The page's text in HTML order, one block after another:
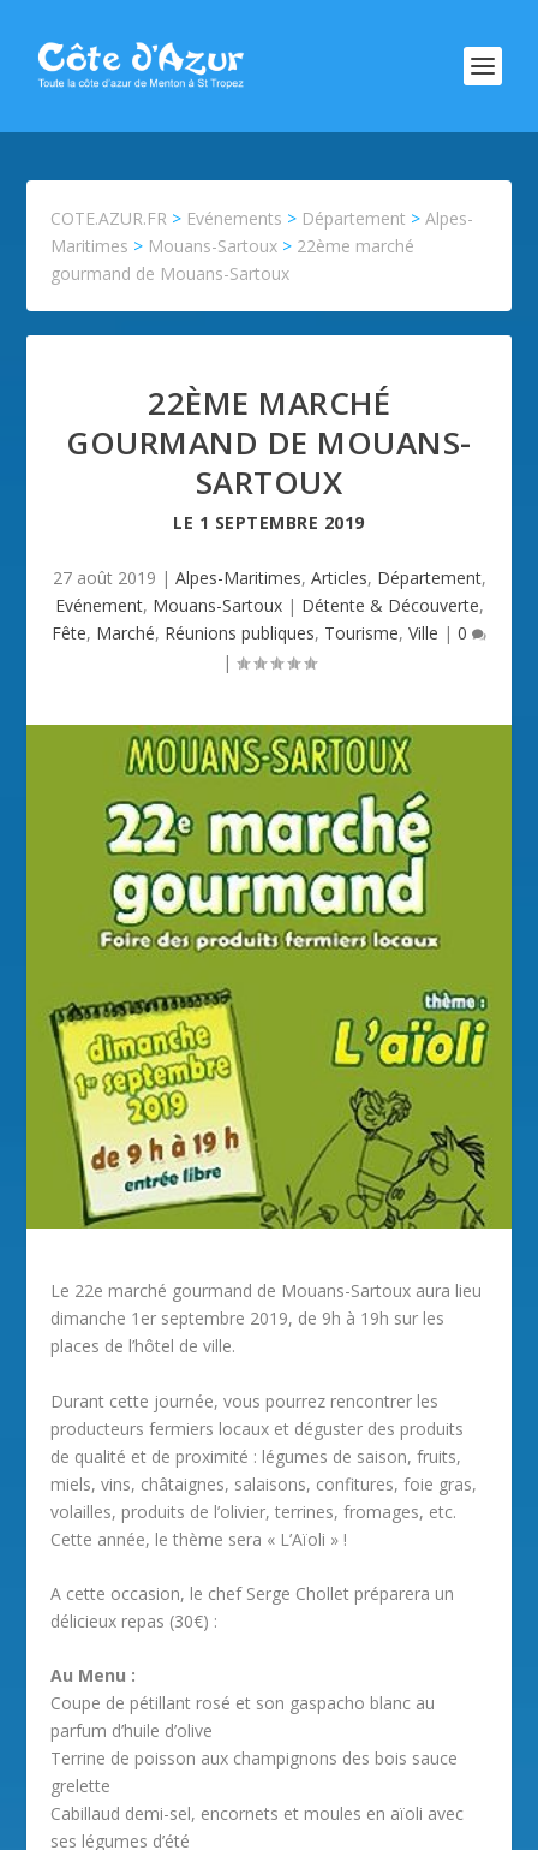
COTE.AZUR.FR > Evénements > Département >Alpes-
Maritimes > Mouans-Sartoux > 22ème marché
gourmand de Mouans-Sartoux
22ÈME MARCHÉ
GOURMAND DE MOUANS-
SARTOUX
LE 1 SEPTEMBRE 2019
27 août 2019 | Alpes-Maritimes, Articles, Département,
Evénement, Mouans-Sartoux| Détente & Découverte,
Fête, Marché, Réunions publiques, Tourisme, Ville | 0
|
Le 22e marché gourmand de Mouans-Sartoux aura lieu
dimanche 1er septembre 2019, de 9h à 19h sur les
places de l’hôtel de ville.
Durant cette journée, vous pourrez rencontrer les
producteurs fermiers locaux et déguster des produits
de qualité et de proximité : légumes de saison, fruits,
miels, vins, châtaignes, salaisons, confitures, foie gras,
volailles, produits de l’olivier, terrines, fromages, etc.
Cette année, le thème sera « L’Aïoli » !
A cette occasion, le chef Serge Chollet préparera un
délicieux repas (30€) :
Au Menu :
Coupe de pétillant rosé et son gaspacho blanc au
parfum d’huile d’olive
Terrine de poisson aux champignons des bois sauce
grelette
Cabillaud demi-sel, encornets et moules en aïoli avec
ses légumes d’été